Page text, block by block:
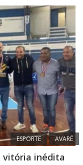
ESPORTE AVARÉ
vitória inédita